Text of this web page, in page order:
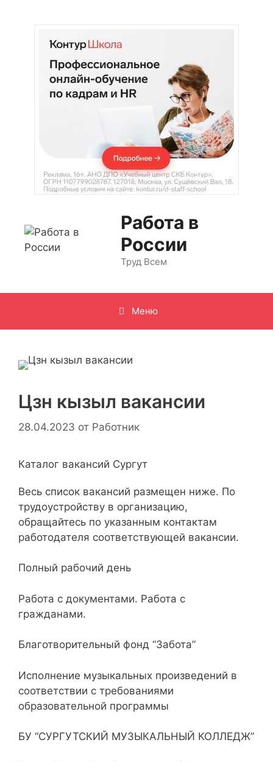
содержимому
Работа в
России
Труд Всем
Меню
Цзн кызыл вакансии
28.04.2023 от Работник
Каталог вакансий Сургут
Весь список вакансий размещен ниже. По
трудоустройству в организацию,
обращайтесь по указанным контактам
работодателя соответствующей вакансии.
Полный рабочий день
Работа с документами. Работа с
гражданами.
Благотворительный фонд “Забота”
Исполнение музыкальных произведений в
соответствии с требованиями
образовательной программы
БУ “СУРГУТСКИЙ МУЗЫКАЛЬНЫЙ КОЛЛЕДЖ”